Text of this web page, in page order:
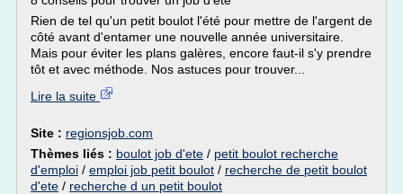
Rien de tel qu'un petit boulot l'été pour mettre de l'argent de
côté avant d'entamer une nouvelle année universitaire.
Mais pour éviter les plans galères, encore faut-il s'y prendre
tôt et avec méthode. Nos astuces pour trouver...
Lire la suite
Site : regionsjob.com
Thèmes liés : boulot job d'ete / petit boulot recherche
d'emploi / emploi job petit boulot / recherche de petit boulot
d'ete / recherche d un petit boulot